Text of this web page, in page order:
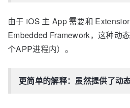
由于 iOS 主 App 需要和
Embedded Framework，这种动
个APP进程内）。
更简单的解释：虽然提供了动